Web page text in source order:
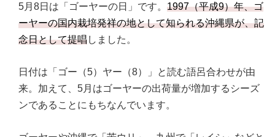
5月8日は「ゴーヤーの日」です。 1997（平成9）年、ゴ
ーヤーの国内栽培発祥の地として知られる沖縄県が、記
念日として提唱しました。
日付は「ゴー（5）ヤー（8）」と読む語呂合わせが由
来。加えて、5月はゴーヤーの出荷量が増加するシーズ
ンであることにもちなんでいます。